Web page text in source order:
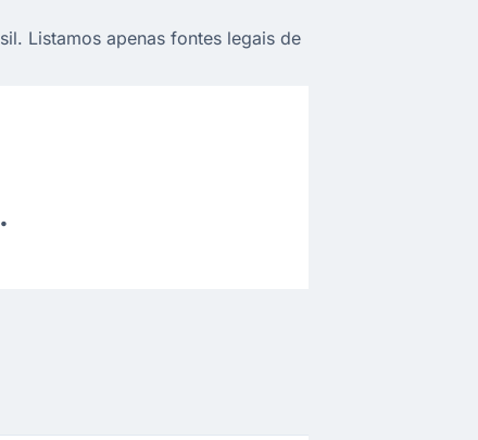
Listamos apenas fontes legais de